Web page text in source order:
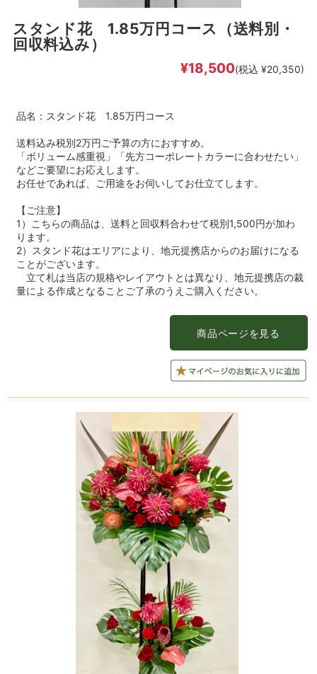
スタンド花 1.85万円コース（送料別・
回収料込み）
¥18,500(税込 ¥20,350)
品名：スタンド花 1.85万円コース
送料込み税別2万円ご予算の方におすすめ。
「ボリューム感重視」「先方コーポレートカラーに合わせたい」
などご要望にお応えします。
お任せであれば、ご用途をお伺いしてお仕立てします。
【ご注意】
1）こちらの商品は、送料と回収料合わせて税別1,500円が加わ
ります。
2）スタンド花はエリアにより、地元提携店からのお届けになる
ことがございます。
立て札は当店の規格やレイアウトとは異なり、地元提携店の裁
量による作成となることご了承のうえご購入ください。